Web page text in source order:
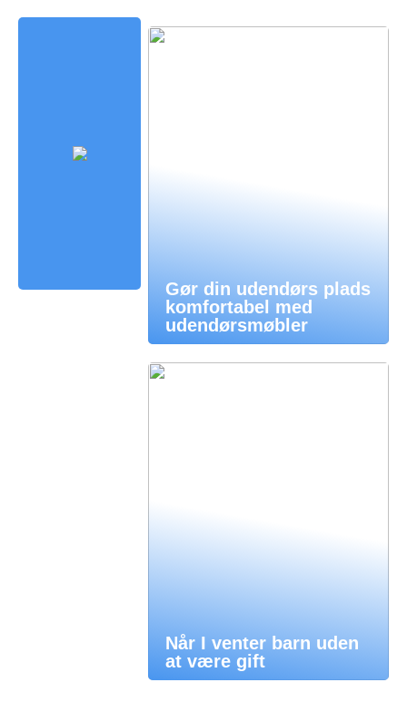
Gør din udendørs plads
komfortabel med
udendørsmøbler
Når I venter barn uden
at være gift